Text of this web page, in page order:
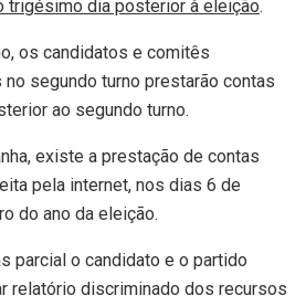
trigésimo dia posterior à eleição.
os candidatos e comitês
segundo turno prestarão contas
ao segundo turno.
existe a prestação de contas
pela internet, nos dias 6 de
do ano da eleição.
parcial o candidato e o partido
relatório discriminado dos recursos